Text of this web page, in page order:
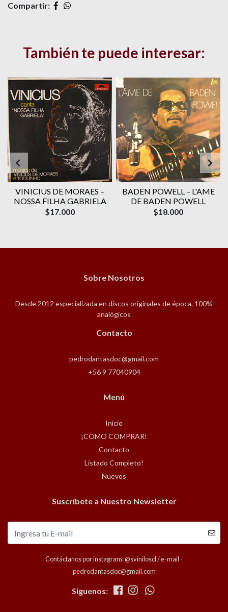
Compartir:
También te puede interesar:
VINICIUS DE MORAES ‎–
NOSSA FILHA GABRIELA
$17.000
BADEN POWELL ‎– L'AME
DE BADEN POWELL
$18.000
Sobre Nosotros
Desde 2012 especializada en discos originales de época, 100%
analógicos
Contacto
pedrodantasdoc@gmail.com
+56 9 77040904
Menú
Inicio
¡COMO COMPRAR!
Contacto
Listado Completo!
Nuevos
Suscríbete a Nuestro Newsletter
Contáctanos por instagram: @sviniloscl / e-mail -
pedrodantasdoc@gmail.com
Síguenos: